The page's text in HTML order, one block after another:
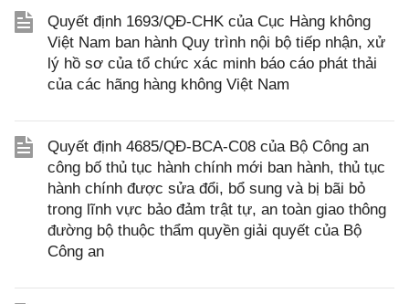
Quyết định 1693/QĐ-CHK của Cục Hàng không
Việt Nam ban hành Quy trình nội bộ tiếp nhận, xử
lý hồ sơ của tổ chức xác minh báo cáo phát thải
của các hãng hàng không Việt Nam
Quyết định 4685/QĐ-BCA-C08 của Bộ Công an
công bố thủ tục hành chính mới ban hành, thủ tục
hành chính được sửa đổi, bổ sung và bị bãi bỏ
trong lĩnh vực bảo đảm trật tự, an toàn giao thông
đường bộ thuộc thẩm quyền giải quyết của Bộ
Công an